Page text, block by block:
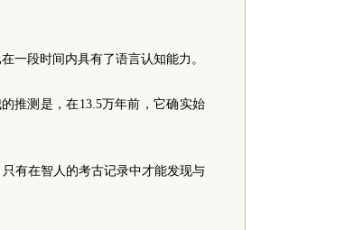
一段时间内具有了语言认知能力。
推测是，在13.5万年前，它确实始
有在智人的考古记录中才能发现与